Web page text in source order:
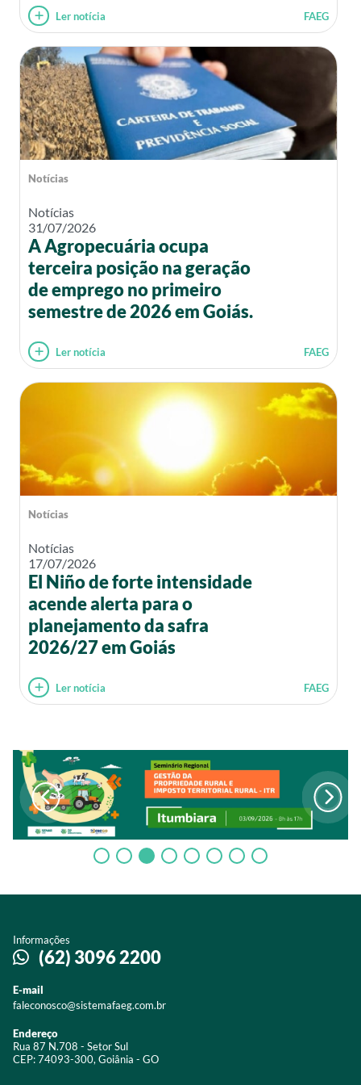
Ler notícia FAEG
Notícias
Notícias
31/07/2026
A Agropecuária ocupa
terceira posição na geração
de emprego no primeiro
semestre de 2026 em Goiás.
Ler notícia FAEG
Notícias
Notícias
17/07/2026
El Niño de forte intensidade
acende alerta para o
planejamento da safra
2026/27 em Goiás
Ler notícia FAEG
Informações
(62) 3096 2200
E-mail
faleconosco@sistemafaeg.com.br
Endereço
Rua 87 N.708 - Setor Sul
CEP: 74093-300, Goiânia - GO